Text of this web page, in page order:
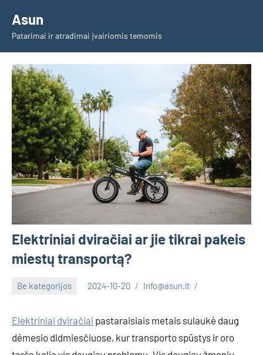
content
Asun
Patarimai ir atradimai įvairiomis temomis
Elektriniai dviračiai ar jie tikrai pakeis
miestų transportą?
Be kategorijos 2024-10-20 Info@asun.lt
Elektriniai dviračiai pastaraisiais metais sulaukė daug
dėmesio didmiesčiuose, kur transporto spūstys ir oro